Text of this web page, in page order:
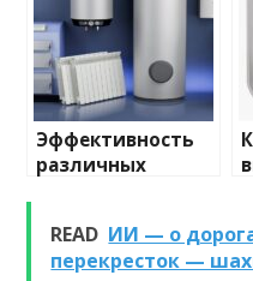
Эффективность
различных
очистке и
промывке котлов
READ ИИ — о
перекресток —